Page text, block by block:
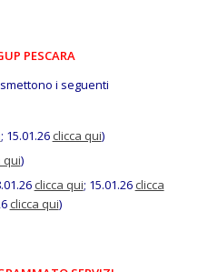
PESCARA
i seguenti
; 15.01.26 clicca qui)
qui)
clicca qui; 15.01.26 clicca
clicca qui)